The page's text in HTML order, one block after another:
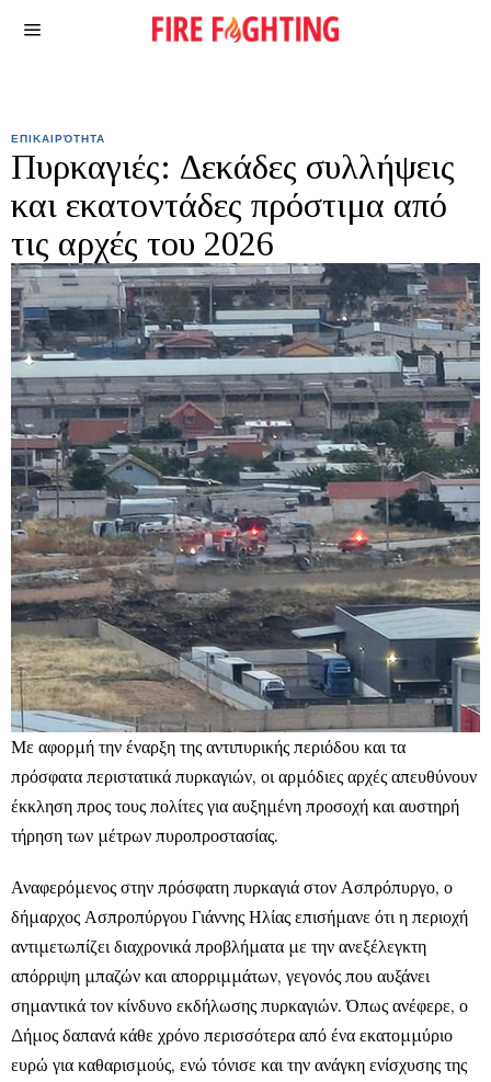
ΕΠΙΚΑΙΡΌΤΗΤΑ
Πυρκαγιές: Δεκάδες συλλήψεις
και εκατοντάδες πρόστιμα από
τις αρχές του 2026
Με αφορμή την έναρξη της αντιπυρικής περιόδου και τα
πρόσφατα περιστατικά πυρκαγιών, οι αρμόδιες αρχές απευθύνουν
έκκληση προς τους πολίτες για αυξημένη προσοχή και αυστηρή
τήρηση των μέτρων πυροπροστασίας.
Αναφερόμενος στην πρόσφατη πυρκαγιά στον Ασπρόπυργο, ο
δήμαρχος Ασπροπύργου Γιάννης Ηλίας επισήμανε ότι η περιοχή
αντιμετωπίζει διαχρονικά προβλήματα με την ανεξέλεγκτη
απόρριψη μπαζών και απορριμμάτων, γεγονός που αυξάνει
σημαντικά τον κίνδυνο εκδήλωσης πυρκαγιών. Όπως ανέφερε, ο
Δήμος δαπανά κάθε χρόνο περισσότερα από ένα εκατομμύριο
ευρώ για καθαρισμούς, ενώ τόνισε και την ανάγκη ενίσχυσης της